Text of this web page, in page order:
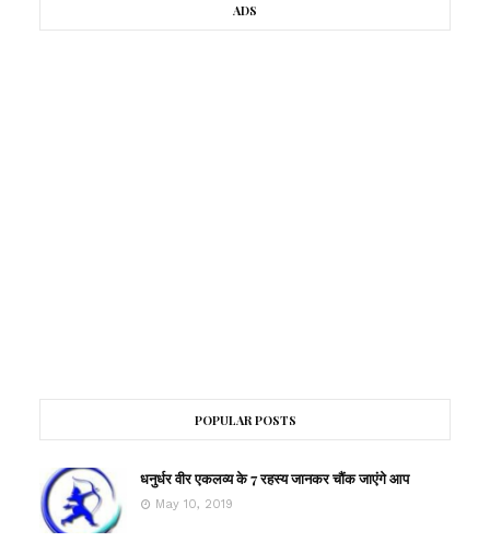
ADS
POPULAR POSTS
धनुर्धर वीर एकलव्य के 7 रहस्य जानकर चौंक जाएंगे आप
May 10, 2019